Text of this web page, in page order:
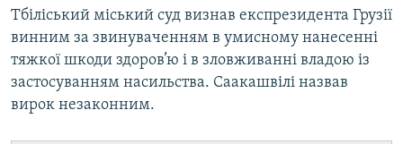
Тбіліський міський суд визнав експрезидента Грузії
винним за звинуваченням в умисному нанесенні
тяжкої шкоди здоров’ю і в зловживанні владою із
застосуванням насильства. Саакашвілі назвав
вирок незаконним.